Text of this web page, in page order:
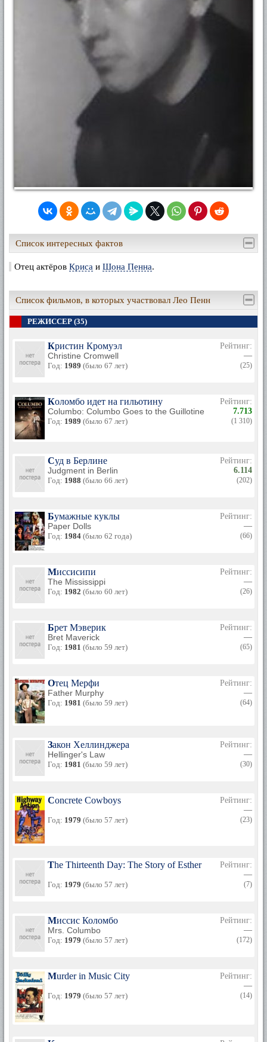
Список интересных фактов
Отец актёров Криса и Шона Пенна.
Список фильмов, в которых участвовал Лео Пенн
РЕЖИССЕР (35)
Кристин Кромуэл
Christine Cromwell
Год: 1989 (было 67 лет)
Рейтинг:
—
(25)
Коломбо идет на гильотину
Columbo: Columbo Goes to the Guillotine
Год: 1989 (было 67 лет)
Рейтинг:
7.713
(1 310)
Суд в Берлине
Judgment in Berlin
Год: 1988 (было 66 лет)
Рейтинг:
6.114
(202)
Бумажные куклы
Paper Dolls
Год: 1984 (было 62 года)
Рейтинг:
—
(66)
Миссисипи
The Mississippi
Год: 1982 (было 60 лет)
Рейтинг:
—
(26)
Брет Мэверик
Bret Maverick
Год: 1981 (было 59 лет)
Рейтинг:
—
(65)
Отец Мерфи
Father Murphy
Год: 1981 (было 59 лет)
Рейтинг:
—
(64)
Закон Хеллинджера
Hellinger's Law
Год: 1981 (было 59 лет)
Рейтинг:
—
(30)
Concrete Cowboys
Год: 1979 (было 57 лет)
Рейтинг:
—
(23)
The Thirteenth Day: The Story of Esther
Год: 1979 (было 57 лет)
Рейтинг:
—
(7)
Миссис Коломбо
Mrs. Columbo
Год: 1979 (было 57 лет)
Рейтинг:
—
(172)
Murder in Music City
Год: 1979 (было 57 лет)
Рейтинг:
—
(14)